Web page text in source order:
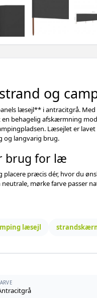
og
læsejl** i antracitgrå. Med
en behagelig afskærmning
Læsejlet er
langvarig brug.
brug for læ
præcis dér, hvor du
mørke farve passer
læsejl